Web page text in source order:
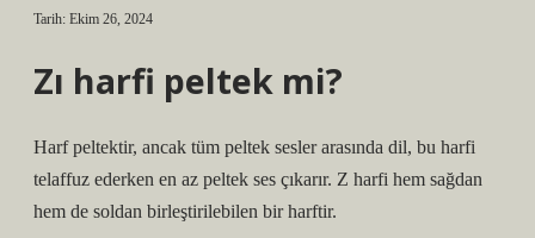
Tarih: Ekim 26, 2024
Zı harfi peltek mi?
Harf peltektir, ancak tüm peltek sesler arasında dil, bu harfi
telaffuz ederken en az peltek ses çıkarır. Z harfi hem sağdan
hem de soldan birleştirilebilen bir harftir.